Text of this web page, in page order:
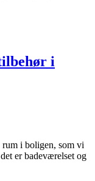
i
i boligen, som vi
er badeværelset og